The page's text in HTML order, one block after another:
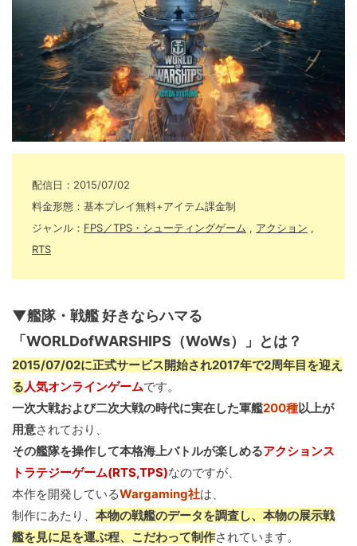
配信日：2015/07/02
料金形態：基本プレイ無料+アイテム課金制
ジャンル： FPS／TPS・シューティングゲーム , アクション ,
RTS
▼艦隊・戦艦 好きならハマる
「WORLDofWARSHIPS（WoWs）」とは？
2015/07/02に正式サービス開始され2017年で2周年目を迎え
る人気オンラインゲームです。
一次大戦および二次大戦の時代に実在した軍艦200種以上が
用意されており、
その艦隊を操作して本格海上バトルが楽しめるアクションス
トラテジーゲーム(RTS,TPS)なのですが、
本作を開発しているWargaming社は、
制作にあたり、 本物の戦艦のデータを調査し、本物の展示戦
艦を見に足を運ぶ程、こだわって制作されています。